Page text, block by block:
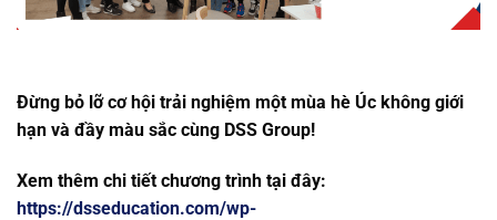
Đừng bỏ lỡ cơ hội trải nghiệm một mùa hè Úc không giới
hạn và đầy màu sắc cùng DSS Group!
Xem thêm chi tiết chương trình tại đây:
https://dsseducation.com/wp-